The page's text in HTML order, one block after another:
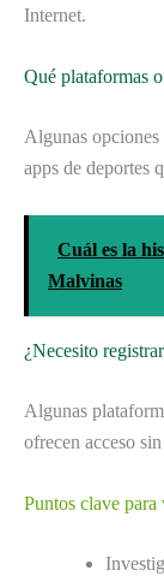
Internet.
Qué plataformas
Algunas
apps de deportes
Cuál es la
Malvinas
¿Necesito
Algunas
ofrecen acceso
Puntos clave